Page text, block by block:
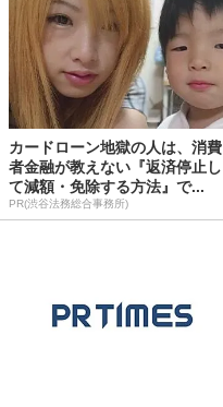
カードローン地獄の人は、消費
者金融が教えない『返済停止し
て減額・免除する方法』で...
PR(渋谷法務総合事務所)